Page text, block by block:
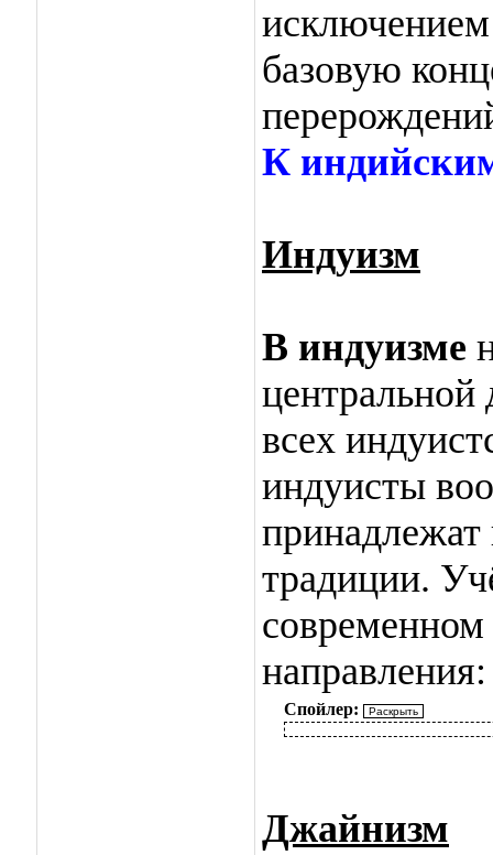
базовую
К
Индуизм
В индуизме
центральной
всех
индуисты
принадлежат
традиции.
направления:
Спойлер:
Джайнизм